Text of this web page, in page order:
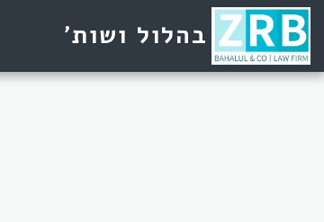
בהלול ושות'